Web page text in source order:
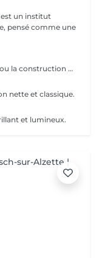
pensé comme une
Dégradé rose et blanc réalisé sur la base ou la construction pour un rendu naturel et élégant.
nette et classique.
et lumineux.